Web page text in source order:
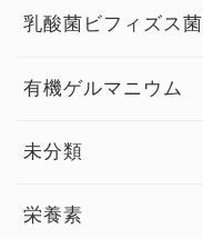
眼の健康
睡眠
乳酸菌ビフィズス菌
有機ゲルマニウム
未分類
栄養素